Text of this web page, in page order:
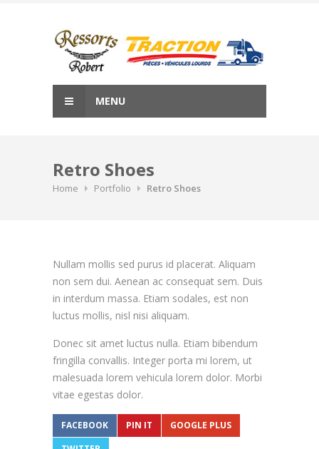
MENU
Retro Shoes
Home Portfolio Retro Shoes
Nullam mollis sed purus id placerat. Aliquam
non sem dui. Aenean ac consequat sem. Duis
in interdum massa. Etiam sodales, est non
luctus mollis, nisl nisi aliquam.
Donec sit amet luctus nulla. Etiam bibendum
fringilla convallis. Integer porta mi lorem, ut
malesuada lorem vehicula lorem dolor. Morbi
vitae egestas dolor.
FACEBOOK PIN IT
GOOGLE PLUS